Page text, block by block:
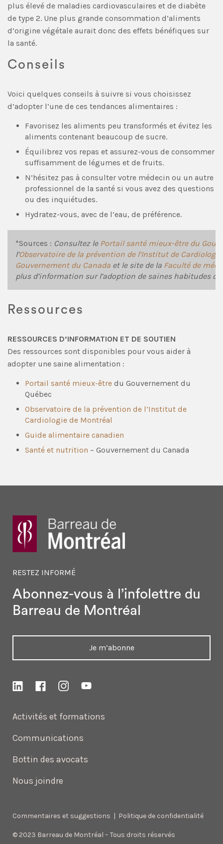
plus élevé de maladies cardiovasculaires et de diabète
de type 2. Une plus grande consommation d’aliments
d’origine végétale aurait donc des effets bénéfiques sur
la santé.
Conseils
Voici quelques conseils à suivre si vous choisissez
d’adopter l’une de ces tendances alimentaires :
Favorisez les aliments peu transformés et évitez les
aliments contenant beaucoup de sucre.
Équilibrez vos repas et assurez-vous de consommer
suffisamment de légumes et de fruits.
N’hésitez pas à consulter votre médecin ou un autre
professionnel de la santé si vous avez des questions
ou des inquiétudes.
Hydratez-vous, avec de l’eau, de préférence.
*Sources : Consultez le Portail santé mieux-être du
l’Observatoire de la prévention de l’Institut de
Gouvernement du Canada et le site de la Faculté de
plus d’information sur l’adoption de saines habitudes
Ressources
RESSOURCES D’INFORMATION ET DE SOUTIEN
Des ressources sont disponibles pour vous aider à
adopter une saine alimentation :
Portail santé mieux-être du Gouvernement du
Québec
Observatoire de la prévention de l’Institut de
Cardiologie de Montréal
Guide alimentaire canadien
Santé et nutrition – Gouvernement du Canada
Activités et formations
Communications
Bottin des avocats
Nous joindre
RESTEZ INFORMÉ
Abonnez-vous à l’infolettre du
Barreau de Montréal
Je m’abonne
Commentaires et suggestions | Politique de confidentialité
© 2023 Barreau de Montréal – Tous droits réservés